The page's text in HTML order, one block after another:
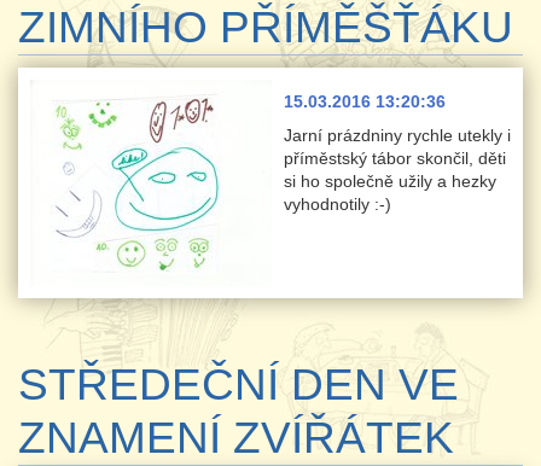
ZIMNÍHO PŘÍMĚŠŤÁKU
15.03.2016 13:20:36
Jarní prázdniny rychle utekly i
příměstský tábor skončil, děti
si ho společně užily a hezky
vyhodnotily :-)
STŘEDEČNÍ DEN VE
ZNAMENÍ ZVÍŘÁTEK